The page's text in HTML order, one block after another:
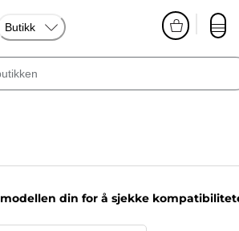
Butikk
din for å sjekke